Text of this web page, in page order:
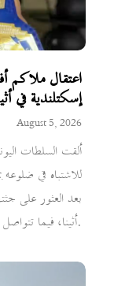
اعتقال ملاكم
إسكتلندية في
August 5, 2026
ألقت السلطات
للاشتباه في ضلوعه
بعد العثور على
أثينا، فيما تتواصل التحقيقات لكشف ملابسات القضية.